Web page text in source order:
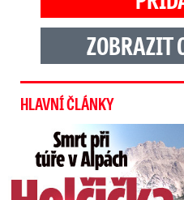
ZOBRAZIT
HLAVNÍ ČLÁNKY
Smrt Češky v Alpách: